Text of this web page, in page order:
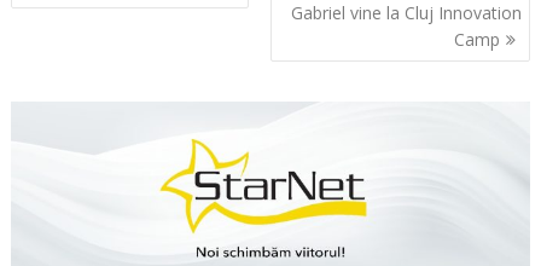
în
Gabriel vine la Cluj Innovation
Camp